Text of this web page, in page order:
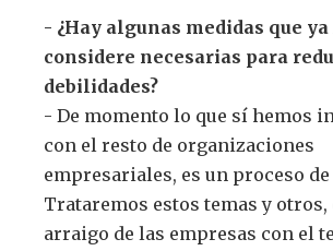
- ¿Hay algunas medidas que ya
considere necesarias para
debilidades?
- De momento lo que sí hemos
con el resto de organizaciones
empresariales, es un proceso
Trataremos estos temas y otros,
arraigo de las empresas con el